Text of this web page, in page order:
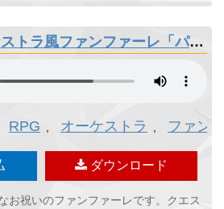
【効果音】オーケストラ風ファンファーレ「パッパパーン」
RPG オーケストラ ファン
ダウンロード
お祝いのファンファーレです。クエス